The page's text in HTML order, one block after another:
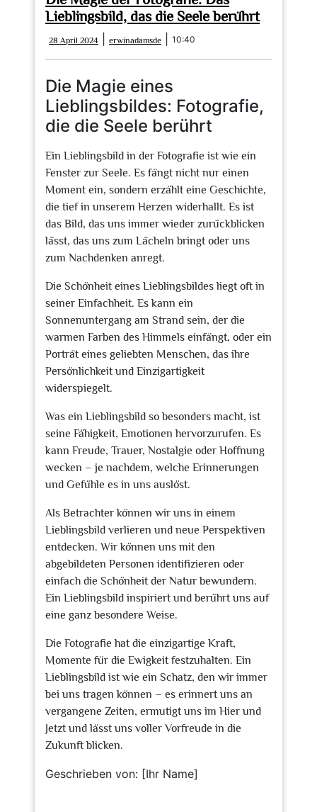
Lieblingsbild, das die Seele berührt
28 April 2024
April
2024
erwinadamsde erwinadamsde
10:40
Die Magie eines
Lieblingsbildes: Fotografie,
die die Seele berührt
Ein Lieblingsbild in der Fotografie ist wie ein
Fenster zur Seele. Es fängt nicht nur einen
Moment ein, sondern erzählt eine Geschichte,
die tief in unserem Herzen widerhallt. Es ist
das Bild, das uns immer wieder zurückblicken
lässt, das uns zum Lächeln bringt oder uns
zum Nachdenken anregt.
Die Schönheit eines Lieblingsbildes liegt oft in
seiner Einfachheit. Es kann ein
Sonnenuntergang am Strand sein, der die
warmen Farben des Himmels einfängt, oder ein
Porträt eines geliebten Menschen, das ihre
Persönlichkeit und Einzigartigkeit
widerspiegelt.
Was ein Lieblingsbild so besonders macht, ist
seine Fähigkeit, Emotionen hervorzurufen. Es
kann Freude, Trauer, Nostalgie oder Hoffnung
wecken – je nachdem, welche Erinnerungen
und Gefühle es in uns auslöst.
Als Betrachter können wir uns in einem
Lieblingsbild verlieren und neue Perspektiven
entdecken. Wir können uns mit den
abgebildeten Personen identifizieren oder
einfach die Schönheit der Natur bewundern.
Ein Lieblingsbild inspiriert und berührt uns auf
eine ganz besondere Weise.
Die Fotografie hat die einzigartige Kraft,
Momente für die Ewigkeit festzuhalten. Ein
Lieblingsbild ist wie ein Schatz, den wir immer
bei uns tragen können – es erinnert uns an
vergangene Zeiten, ermutigt uns im Hier und
Jetzt und lässt uns voller Vorfreude in die
Zukunft blicken.
Geschrieben von: [Ihr Name]